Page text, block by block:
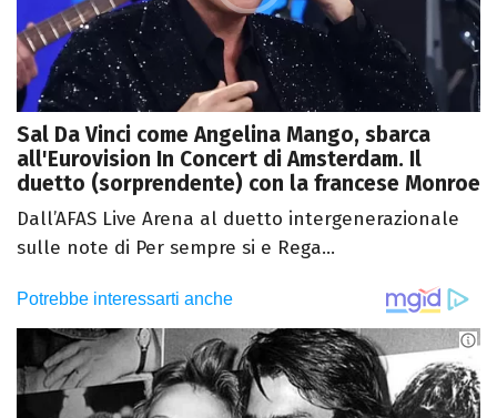
Sal Da Vinci come Angelina Mango, sbarca
all'Eurovision In Concert di Amsterdam. Il
duetto (sorprendente) con la francese Monroe
Dall’AFAS Live Arena al duetto intergenerazionale
sulle note di Per sempre si e Rega...